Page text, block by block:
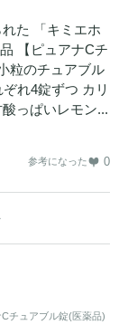
た 「キミエホ
【ピュアナCチ
粒のチュアブル
れ4錠ずつ カリ
っぱいレモン...
参考になった 0
Cチュアブル錠(医薬品)